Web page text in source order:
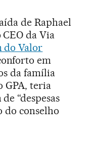
de Raphael
da Via
do Valor
em
da família
GPA, teria
“despesas
do conselho